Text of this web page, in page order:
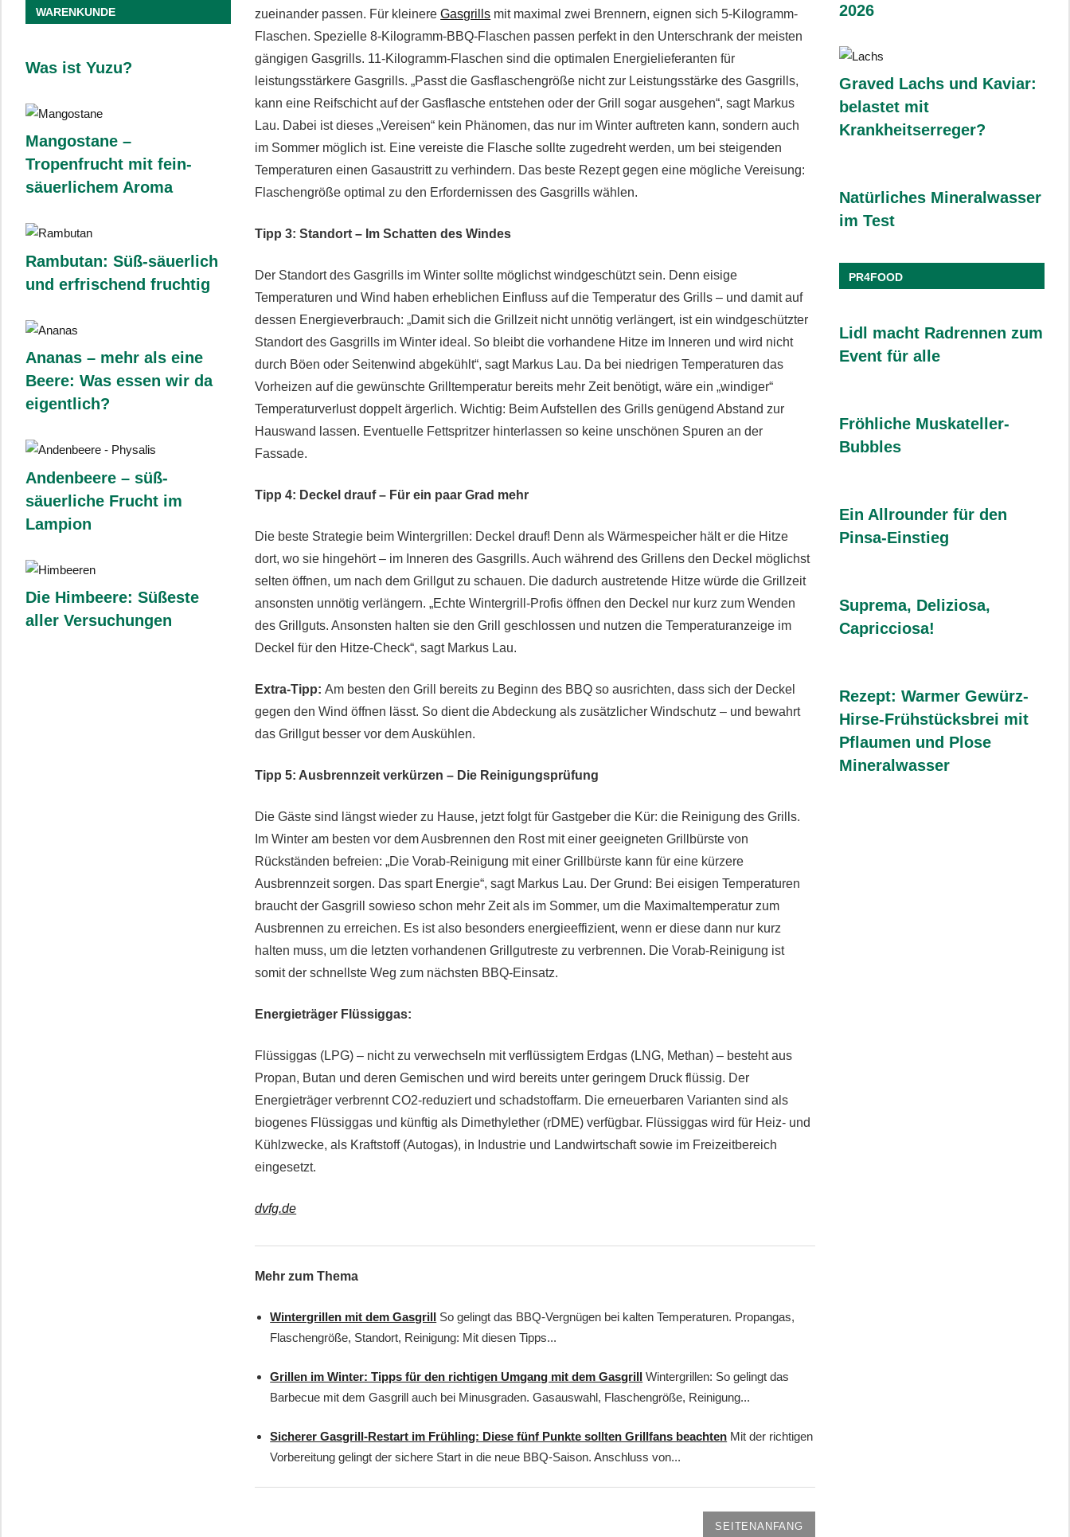
zueinander passen. Für kleinereGasgrills mit maximal zwei Brennern, eignen sich 5-Kilogramm-
Flaschen. Spezielle 8-Kilogramm-BBQ-Flaschen passen perfekt in den Unterschrank der meisten
gängigen Gasgrills. 11-Kilogramm-Flaschen sind die optimalen Energielieferanten für
leistungsstärkere Gasgrills. „Passt die Gasflaschengröße nicht zur Leistungsstärke des Gasgrills,
kann eine Reifschicht auf der Gasflasche entstehen oder der Grill sogar ausgehen“, sagt Markus
Lau. Dabei ist dieses „Vereisen“ kein Phänomen, das nur im Winter auftreten kann, sondern auch
im Sommer möglich ist. Eine vereiste die Flasche sollte zugedreht werden, um bei steigenden
Temperaturen einen Gasaustritt zu verhindern. Das beste Rezept gegen eine mögliche Vereisung:
Flaschengröße optimal zu den Erfordernissen des Gasgrills wählen.
Tipp 3: Standort – Im Schatten des Windes
Der Standort des Gasgrills im Winter sollte möglichst windgeschützt sein. Denn eisige
Temperaturen und Wind haben erheblichen Einfluss auf die Temperatur des Grills – und damit auf
dessen Energieverbrauch: „Damit sich die Grillzeit nicht unnötig verlängert, ist ein windgeschützter
Standort des Gasgrills im Winter ideal. So bleibt die vorhandene Hitze im Inneren und wird nicht
durch Böen oder Seitenwind abgekühlt“, sagt Markus Lau. Da bei niedrigen Temperaturen das
Vorheizen auf die gewünschte Grilltemperatur bereits mehr Zeit benötigt, wäre ein „windiger“
Temperaturverlust doppelt ärgerlich. Wichtig: Beim Aufstellen des Grills genügend Abstand zur
Hauswand lassen. Eventuelle Fettspritzer hinterlassen so keine unschönen Spuren an der
Fassade.
Tipp 4: Deckel drauf – Für ein paar Grad mehr
Die beste Strategie beim Wintergrillen: Deckel drauf! Denn als Wärmespeicher hält er die Hitze
dort, wo sie hingehört – im Inneren des Gasgrills. Auch während des Grillens den Deckel möglichst
selten öffnen, um nach dem Grillgut zu schauen. Die dadurch austretende Hitze würde die Grillzeit
ansonsten unnötig verlängern. „Echte Wintergrill-Profis öffnen den Deckel nur kurz zum Wenden
des Grillguts. Ansonsten halten sie den Grill geschlossen und nutzen die Temperaturanzeige im
Deckel für den Hitze-Check“, sagt Markus Lau.
Extra-Tipp: Am besten den Grill bereits zu Beginn des BBQ so ausrichten, dass sich der Deckel
gegen den Wind öffnen lässt. So dient die Abdeckung als zusätzlicher Windschutz – und bewahrt
das Grillgut besser vor dem Auskühlen.
Tipp 5: Ausbrennzeit verkürzen – Die Reinigungsprüfung
Die Gäste sind längst wieder zu Hause, jetzt folgt für Gastgeber die Kür: die Reinigung des Grills.
Im Winter am besten vor dem Ausbrennen den Rost mit einer geeigneten Grillbürste von
Rückständen befreien: „Die Vorab-Reinigung mit einer Grillbürste kann für eine kürzere
Ausbrennzeit sorgen. Das spart Energie“, sagt Markus Lau. Der Grund: Bei eisigen Temperaturen
braucht der Gasgrill sowieso schon mehr Zeit als im Sommer, um die Maximaltemperatur zum
Ausbrennen zu erreichen. Es ist also besonders energieeffizient, wenn er diese dann nur kurz
halten muss, um die letzten vorhandenen Grillgutreste zu verbrennen. Die Vorab-Reinigung ist
somit der schnellste Weg zum nächsten BBQ-Einsatz.
Energieträger Flüssiggas:
Flüssiggas (LPG) – nicht zu verwechseln mit verflüssigtem Erdgas (LNG, Methan) – besteht aus
Propan, Butan und deren Gemischen und wird bereits unter geringem Druck flüssig. Der
Energieträger verbrennt CO2-reduziert und schadstoffarm. Die erneuerbaren Varianten sind als
biogenes Flüssiggas und künftig als Dimethylether (rDME) verfügbar. Flüssiggas wird für Heiz- und
Kühlzwecke, als Kraftstoff (Autogas), in Industrie und Landwirtschaft sowie im Freizeitbereich
eingesetzt.
dvfg.de
Mehr zum Thema
Wintergrillen mit dem Gasgrill So gelingt das BBQ-Vergnügen bei kalten Temperaturen. Propangas,
Flaschengröße, Standort, Reinigung: Mit diesen Tipps...
Grillen im Winter: Tipps für den richtigen Umgang mit dem Gasgrill Wintergrillen: So gelingt das
Barbecue mit dem Gasgrill auch bei Minusgraden. Gasauswahl, Flaschengröße, Reinigung...
Sicherer Gasgrill-Restart im Frühling: Diese fünf Punkte sollten Grillfans beachten Mit der richtigen
Vorbereitung gelingt der sichere Start in die neue BBQ-Saison. Anschluss von...
SEITENANFANG
WARENKUNDE
Was ist Yuzu?
Mangostane –
Tropenfrucht mit fein-
säuerlichem Aroma
Rambutan: Süß-säuerlich
und erfrischend fruchtig
Ananas – mehr als eine
Beere: Was essen wir da
eigentlich?
Andenbeere – süß-
säuerliche Frucht im
Lampion
Die Himbeere: Süßeste
aller Versuchungen
2026
Graved Lachs und Kaviar:
belastet mit
Krankheitserreger?
Natürliches Mineralwasser
im Test
PR4FOOD
Lidl macht Radrennen zum
Event für alle
Fröhliche Muskateller-
Bubbles
Ein Allrounder für den
Pinsa-Einstieg
Suprema, Deliziosa,
Capricciosa!
Rezept: Warmer Gewürz-
Hirse-Frühstücksbrei mit
Pflaumen und Plose
Mineralwasser